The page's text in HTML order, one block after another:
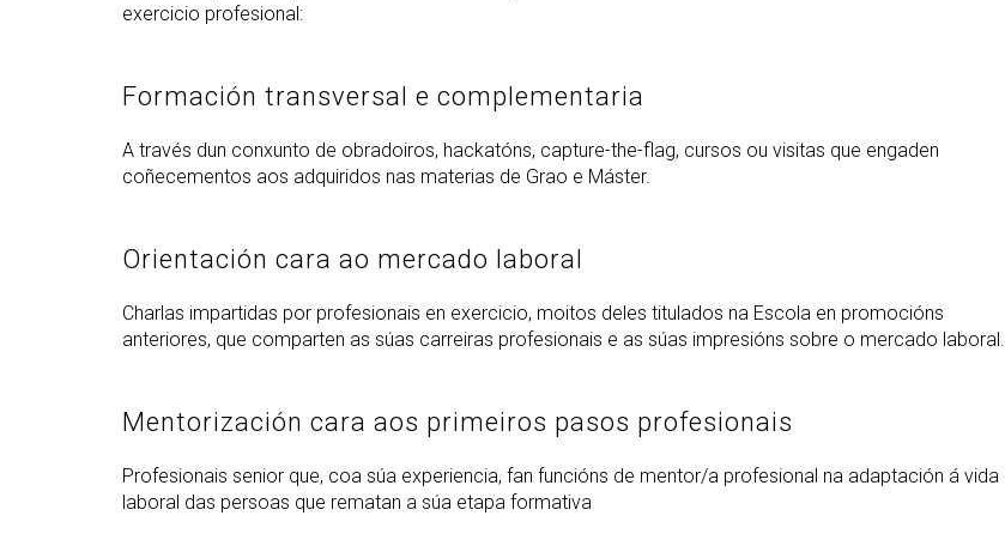
exercicio profesional:
Formación transversal e complementaria
A través dun conxunto de obradoiros, hackatóns, capture-the-flag, cursos ou visitas que engaden
coñecementos aos adquiridos nas materias de Grao e Máster.
Orientación cara ao mercado laboral
Charlas impartidas por profesionais en exercicio, moitos deles titulados na Escola en promocións
anteriores, que comparten as súas carreiras profesionais e as súas impresións sobre o mercado laboral.
Mentorización cara aos primeiros pasos profesionais
Profesionais senior que, coa súa experiencia, fan funcións de mentor/a profesional na adaptación á vida
laboral das persoas que rematan a súa etapa formativa